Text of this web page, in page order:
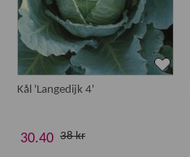
Kål 'Langedijk 4'
30.40 38 kr